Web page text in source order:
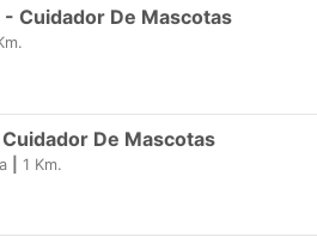
- Cuidador De Mascotas
Cuidador De Mascotas
1 Km.